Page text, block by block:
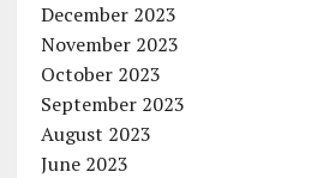
December 2023
November 2023
October 2023
September 2023
August 2023
June 2023